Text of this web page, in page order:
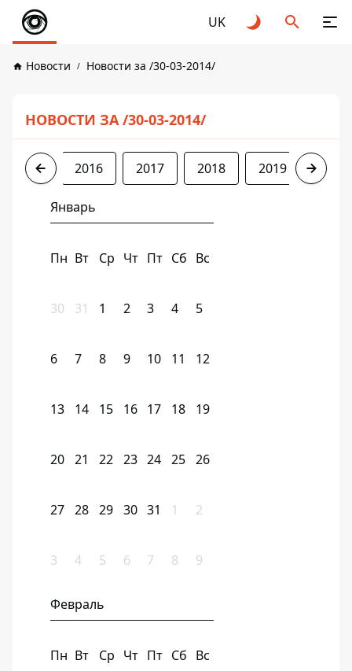
UK
Новости Новости за /30-03-2014/
НОВОСТИ ЗА /30-03-2014/
2014 2016 2017 2018 2019 2020
Январь
Пн Вт Ср Чт Пт Сб Вс
30 31 1 2 3 4 5
6 7 8 9 10 11 12
13 14 15 16 17 18 19
20 21 22 23 24 25 26
27 28 29 30 31 1 2
3 4 5 6 7 8 9
Февраль
Пн Вт Ср Чт Пт Сб Вс